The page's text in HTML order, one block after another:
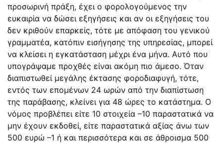
προσωρινή πράξη, έχει ο φορολογούμενος την
ευκαιρία να δώσει εξηγήσεις και αν οι εξηγήσεις του
δεν κριθούν επαρκείς, τότε με απόφαση του γενικού
γραμματέα, κατόπιν εισήγησης της υπηρεσίας, μπορεί
να κλείσει η εγκατάσταση μέχρι ένα μήνα. Αυτό που
υπογράψαμε προχθές είναι ακόμη πιο άμεσο. Όταν
διαπιστωθεί μεγάλης έκτασης φοροδιαφυγή, τότε,
εντός των επομένων 24 ωρών από την διαπίστωση
της παράβασης, κλείνει για 48 ώρες το κατάστημα. Ο
νόμος προβλέπει είτε 10 στοιχεία –10 παραστατικά να
μην έχουν εκδοθεί, είτε παραστατικά αξίας άνω των
500 ευρώ –1 ή και περισσότερα και σε άθροισμα 500